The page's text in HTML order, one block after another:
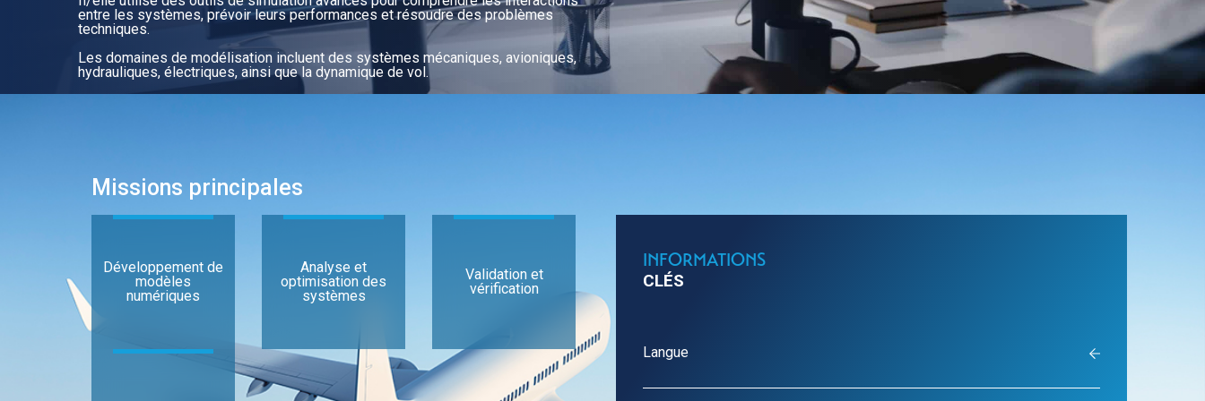
télécommunications
Systèmes aéronautiques
autonomes
Cyber, data, intelligence artificielle
Management de projets industriels
MBA Ingénieur d’affaires en
aéronautique et spatial
Admissions
entre les systèmes, prévoir leurs performances et résoudre des problèmes
techniques.
Les domaines de modélisation incluent des systèmes mécaniques, avioniques,
hydrauliques, électriques, ainsi que la dynamique de vol.
Missions principales
Développement de
modèles
numériques
Analyse et
optimisation des
systèmes
Validation et
vérification
INFORMATIONS
CLÉS
Langue